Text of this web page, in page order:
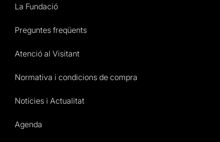
La Fundació
Preguntes freqüents
Atenció al Visitant
Normativa i condicions de compra
Notícies i Actualitat
Agenda